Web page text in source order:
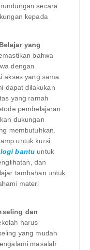
secara
kepada
yang
bahwa
dengan
akses yang sama
dapat dilakukan
yang ramah
pembelajaran
dukungan
membutuhkan.
untuk kursi
bantu untuk
dan
tambahan untuk
materi
dan
harus
yang mudah
masalah